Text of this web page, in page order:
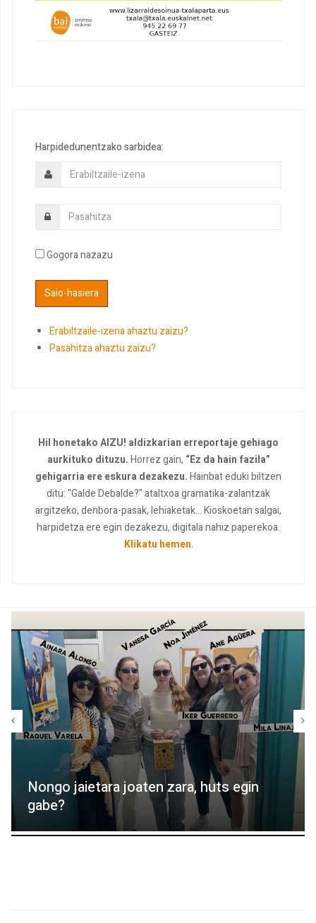
Harpidedunentzako sarbidea:
Gogora nazazu
Erabiltzaile-izena ahaztu zaizu?
Pasahitza ahaztu zaizu?
Hil honetako AIZU! aldizkarian erreportaje gehiago
aurkituko dituzu.Horrez gain, “Ez da hain fazila”
gehigarria ere eskura dezakezu.Hainbat eduki biltzen
ditu: "Galde Debalde?" ataltxoa gramatika-zalantzak
argitzeko, denbora-pasak, lehiaketak... Kioskoetan salgai,
harpidetza ere egin dezakezu, digitala nahiz paperekoa.
Klikatu hemen.
Nongo jaietara joaten zara, huts egin
gabe?